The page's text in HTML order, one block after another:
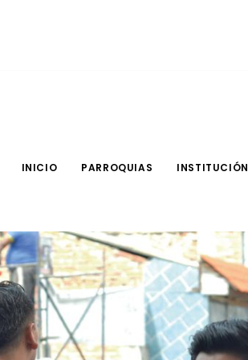
INICIO PARROQUIAS INSTITUCIÓN